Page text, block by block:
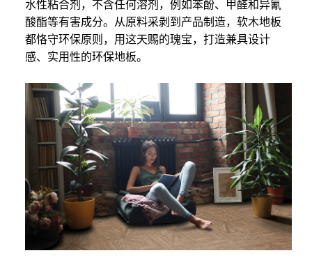
水性粘合剂，不含任何溶剂，例如苯酚、甲醛和异氰
酸酯等有害成分。从原料采剥到产品制造，软木地板
都恪守环保原则，用这天赐的瑰宝，打造兼具设计
感、实用性的环保地板。